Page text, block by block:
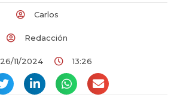
Carlos
Redacción
26/11/2024 13:26